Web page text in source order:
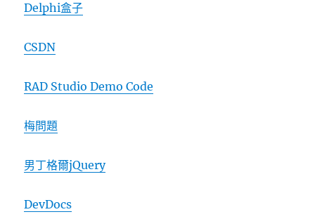
Delphi盒子
CSDN
RAD Studio Demo Code
梅問題
男丁格爾jQuery
DevDocs